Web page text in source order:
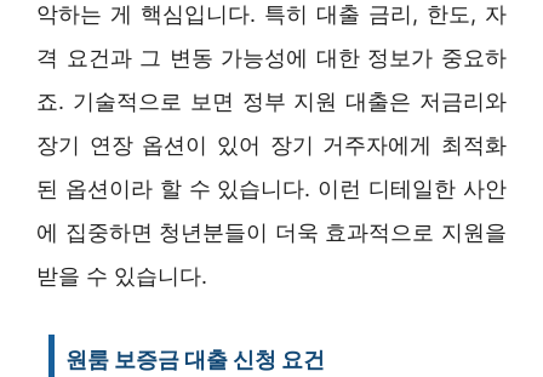
악하는 게 핵심입니다. 특히 대출 금리, 한도, 자
격 요건과 그 변동 가능성에 대한 정보가 중요하
죠. 기술적으로 보면 정부 지원 대출은 저금리와
장기 연장 옵션이 있어 장기 거주자에게 최적화
된 옵션이라 할 수 있습니다. 이런 디테일한 사안
에 집중하면 청년분들이 더욱 효과적으로 지원을
받을 수 있습니다.
원룸 보증금 대출 신청 요건